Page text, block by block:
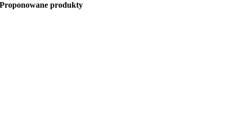
Proponowane produkty